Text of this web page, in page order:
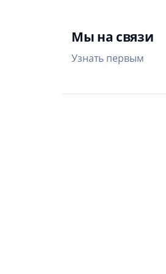
Мы на связи
Узнать первым